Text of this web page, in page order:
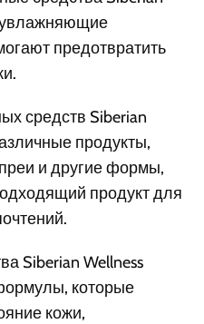
увлажняющие
предотвратить
средств Siberian
продукты,
и другие формы,
продукт для
Siberian Wellness
которые
кожи,